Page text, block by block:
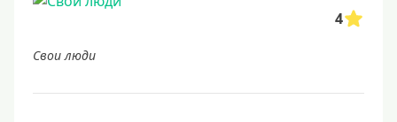
4
Свои люди